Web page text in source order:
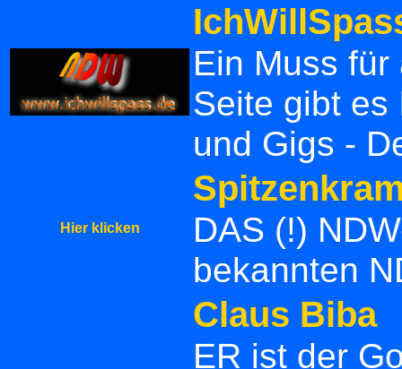
Ein Muss
Seite gibt es
und Gigs -
Hier klicken
DAS (!)
bekannten
Claus Biba
ER ist der